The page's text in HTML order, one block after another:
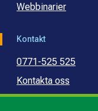
Webbinarier
Kontakt
0771-525 525
Kontakta oss
Press